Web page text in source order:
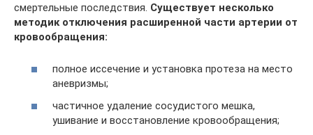
смертельные последствия. Существует несколько
методик отключения расширенной части артерии от
кровообращения:
полное иссечение и установка протеза на место
аневризмы;
частичное удаление сосудистого мешка,
ушивание и восстановление кровообращения;